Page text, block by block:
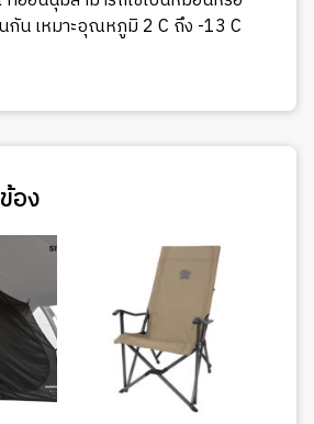
กัน เหมาะอุณหภูมิ 2 C ถึง -13 C
อง